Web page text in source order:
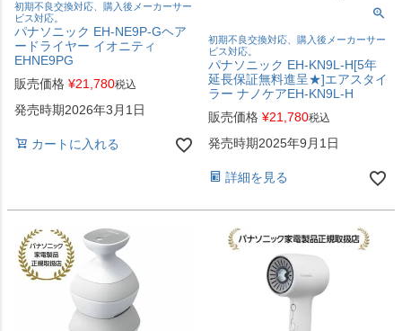
初期不良交換対応、購入後メーカーサー
ビス対応。
パナソニック EH-NE9P-Gヘア
ードライヤー イオニティ
EHNE9PG
販売価格 ¥21,780税込
発売時期2026年3月1日
カートに入れる
初期不良交換対応、購入後メーカーサー
ビス対応。
パナソニック EH-KN9L-H[5年
延長保証無料進呈★]エアスタイ
ラー ナノケアEH-KN9L-H
販売価格 ¥21,780税込
発売時期2025年9月1日
詳細を見る